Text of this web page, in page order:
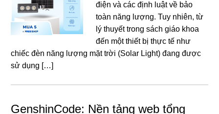
điện và các định luật về bảo
toàn năng lượng. Tuy nhiên, từ
lý thuyết trong sách giáo khoa
đến một thiết bị thực tế như
chiếc đèn năng lượng mặt trời (Solar Light) đang được
sử dụng […]
GenshinCode: Nền tảng web tổng